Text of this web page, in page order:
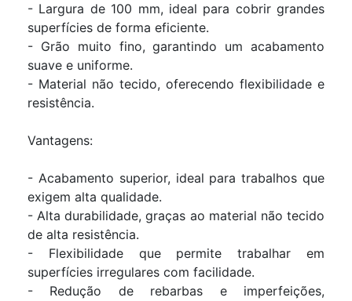
- Largura de 100 mm, ideal para cobrir grandes
superfícies de forma eficiente.
- Grão muito fino, garantindo um acabamento
suave e uniforme.
- Material não tecido, oferecendo flexibilidade e
resistência.
Vantagens:
- Acabamento superior, ideal para trabalhos que
exigem alta qualidade.
- Alta durabilidade, graças ao material não tecido
de alta resistência.
- Flexibilidade que permite trabalhar em
superfícies irregulares com facilidade.
- Redução de rebarbas e imperfeições,